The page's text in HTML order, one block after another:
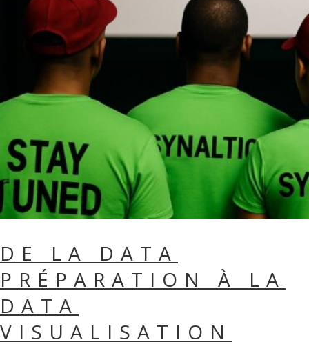
DE LA DATA
PRÉPARATION À LA
DATA
VISUALISATION